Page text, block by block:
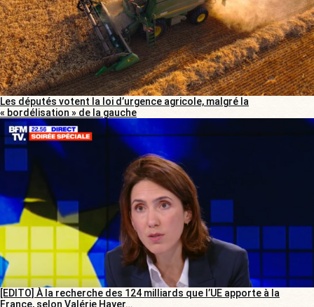
Les députés votent la loi d’urgence agricole, malgré la
« bordélisation » de la gauche
[EDITO] À la recherche des 124 milliards que l’UE apporte à la
France, selon Valérie Hayer…